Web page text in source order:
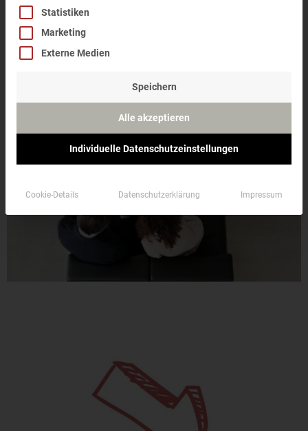
Immobilien-Suchende haben wieder deutlich mehr
Sie überlegen also ganz genau, wofür sie ihr (teures)
Statistiken
Marketing
Externe Medien
Speichern
Alle akzeptieren
Individuelle Datenschutzeinstellungen
Cookie-Details Datenschutzerklärung Impressum